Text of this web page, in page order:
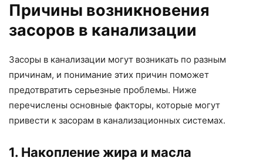
Причины возникновения
засоров в канализации
Засоры в канализации могут возникать по разным
причинам, и понимание этих причин поможет
предотвратить серьезные проблемы. Ниже
перечислены основные факторы, которые могут
привести к засорам в канализационных системах.
1. Накопление жира и масла